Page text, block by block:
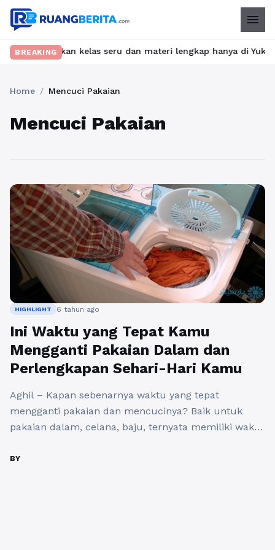
menu
BREAKINGkelas seru dan materi lengkap hanya di
Home / Mencuci Pakaian
Mencuci Pakaian
HIGHLIGHT 6 tahun ago
Ini Waktu yang Tepat Kamu
Mengganti Pakaian Dalam dan
Perlengkapan Sehari-Hari Kamu
Aghil – Kapan sebenarnya waktu yang tepat
mengganti pakaian dan mencucinya? Baik untuk
pakaian dalam, celana, baju, ternyata memiliki waktu
Brightside, berikut waktu ideal dalam mencuci
BY